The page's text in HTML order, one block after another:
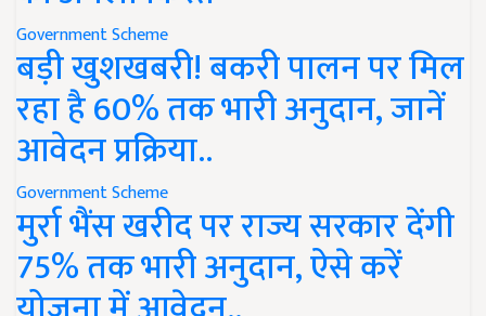
Government Scheme
बड़ी खुशखबरी! बकरी पालन पर मिल
रहा है 60% तक भारी अनुदान, जानें
आवेदन प्रक्रिया..
Government Scheme
मुर्रा भैंस खरीद पर राज्य सरकार देंगी
75% तक भारी अनुदान, ऐसे करें